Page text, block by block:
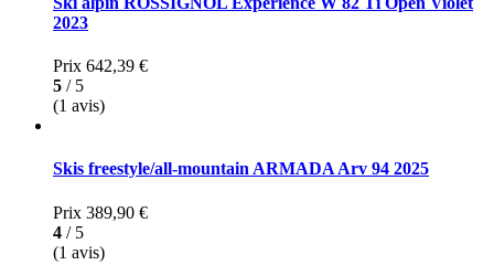
2023
Prix 642,39 €
5 / 5
(1 avis)
Skis freestyle/all-mountain ARMADA Arv 94 2025
Prix 389,90 €
4 / 5
(1 avis)